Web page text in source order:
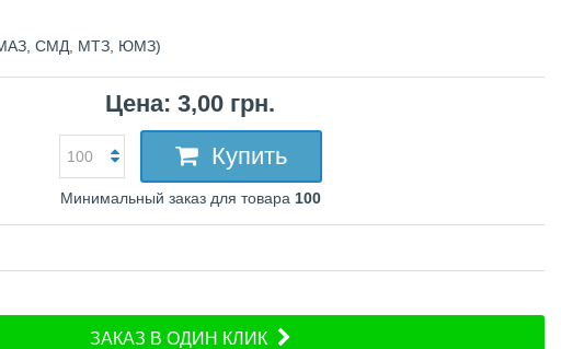
СМД, МТЗ, ЮМЗ)
Цена: 3,00 грн.
Купить
Минимальный заказ для товара 100
ЗАКАЗ В ОДИН КЛИК